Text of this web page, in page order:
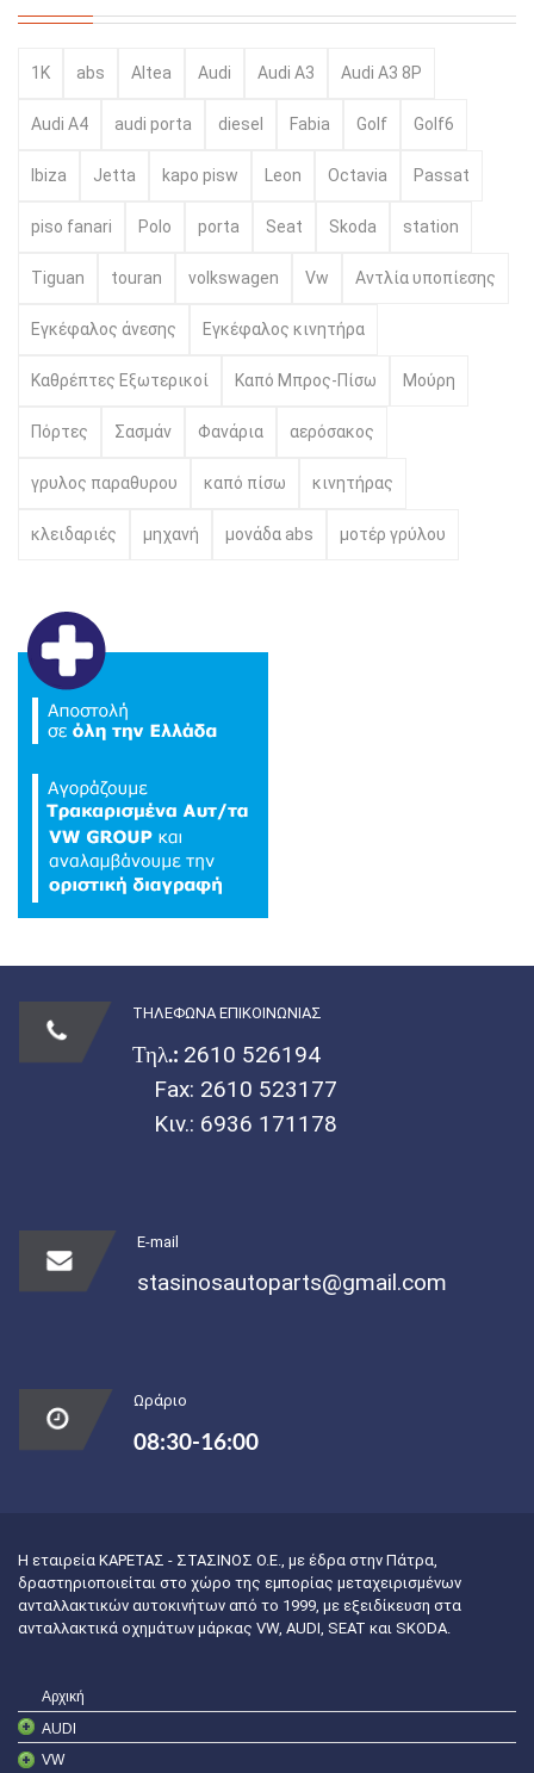
1K abs Altea Audi Audi A3 Audi A3 8P
Audi A4 audi porta diesel Fabia Golf Golf6
Ibiza Jetta kapo pisw Leon Octavia Passat
piso fanari Polo porta Seat Skoda station
Tiguan touran volkswagen Vw Αντλία υποπίεσης
Εγκέφαλος άνεσης Εγκέφαλος κινητήρα
Καθρέπτες Εξωτερικοί Καπό Μπρος-Πίσω Μούρη
Πόρτες Σασμάν Φανάρια αερόσακος
γρυλος παραθυρου καπό πίσω κινητήρας
κλειδαριές μηχανή μονάδα abs μοτέρ γρύλου
ΤΗΛΕΦΩΝΑ ΕΠΙΚΟΙΝΩΝΙΑΣ
Τηλ.: 2610 526194
Fax: 2610 523177
Κιν.: 6936 171178
E-mail
stasinosautoparts@gmail.com
Ωράριο
08:30-16:00
Η εταιρεία ΚΑΡΕΤΑΣ - ΣΤΑΣΙΝΟΣ Ο.Ε., με έδρα στην Πάτρα,
δραστηριοποιείται στο χώρο της εμπορίας μεταχειρισμένων
ανταλλακτικών αυτοκινήτων από το 1999, με εξειδίκευση στα
ανταλλακτικά οχημάτων μάρκας VW, AUDI, SEAT και SKODA.
Αρχική
AUDI
VW